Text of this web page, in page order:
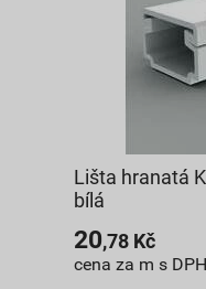
Lišta hranatá
bílá
20,78 Kč
cena za m s DPH